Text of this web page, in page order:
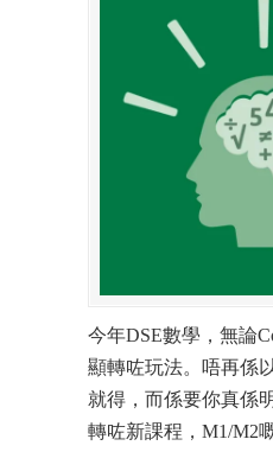
今年DSE數學，無論
顯轉咗玩法。唔再係
就得，而係要你真係
轉咗新課程，M1/M2